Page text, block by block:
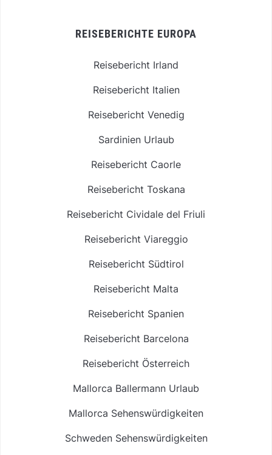
REISEBERICHTE EUROPA
Reisebericht Irland
Reisebericht Italien
Reisebericht Venedig
Sardinien Urlaub
Reisebericht Caorle
Reisebericht Toskana
Reisebericht Cividale del Friuli
Reisebericht Viareggio
Reisebericht Südtirol
Reisebericht Malta
Reisebericht Spanien
Reisebericht Barcelona
Reisebericht Österreich
Mallorca Ballermann Urlaub
Mallorca Sehenswürdigkeiten
Schweden Sehenswürdigkeiten